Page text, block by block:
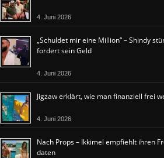
4. Juni 2026
„Schuldet mir eine Million“ – Shindy
fordert sein Geld
4. Juni 2026
Jigzaw erklärt, wie man finanziell frei
4. Juni 2026
Nach Props – Ikkimel empfiehlt ihren
daten